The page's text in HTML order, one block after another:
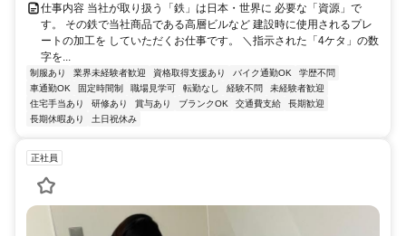
仕事内容 当社が取り扱う「鉄」は日本・世界に 必要な「資源」で
す。 その鉄で当社商品である高層ビルなど 建設時に使用されるプレ
ートの加工を していただくお仕事です。 ＼指示された「4ケタ」の数
字を...
制服あり 業界未経験者歓迎 資格取得支援あり バイク通勤OK
学歴不問
車通勤OK
固定時間制 職場見学可 転勤なし 経験不問
未経験者歓迎
住宅手当あり
研修あり 賞与あり ブランクOK 交通費支給
長期歓迎
長期休暇あり
土日祝休み
正社員